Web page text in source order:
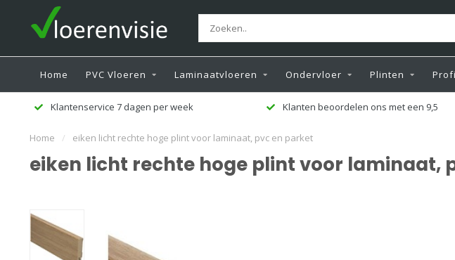
Home PVC Vloeren Laminaatvloeren Ondervloer Plinten
Klantenservice 7 dagen per week Klanten beoordelen ons met een 9,5
Home / eiken licht rechte hoge plint voor laminaat, pvc en parket
eiken licht rechte hoge plint voor laminaat,